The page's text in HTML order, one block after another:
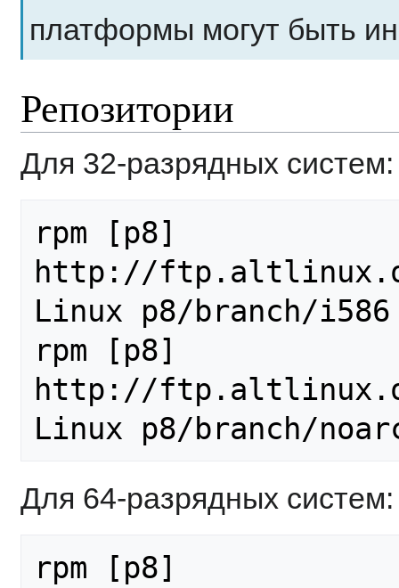
платформы могут быть
Репозитории
Для 32-разрядных систем:
rpm [p8]
http://
Linux p8/branch/
rpm [p8]
http://
Linux p8/branch/
Для 64-разрядных систем:
rpm [p8]